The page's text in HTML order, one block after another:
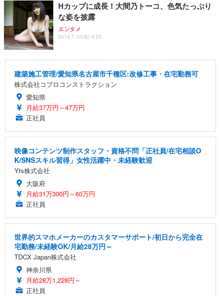
Hカップに成長！大間乃トーコ、色気たっぷり
な姿を披露
エンタメ
2019.7.12(金) 9:55
建築施工管理/愛知県名古屋市千種区:改修工事・在宅勤務可
株式会社コプロコンストラクション
愛知県
月給37万円～47万円
正社員
映像コンテンツ制作スタッフ・資格不問「正社員/在宅相談O
K/SNSスキル習得」女性活躍中・未経験歓迎
Yts株式会社
大阪府
月給31万300円～60万円
正社員
世界的スマホメーカーのカスタマーサポート/初日から完全在
宅勤務/未経験OK/月給28万円～
TDCX Japan株式会社
神奈川県
月給28万1,228円～
正社員